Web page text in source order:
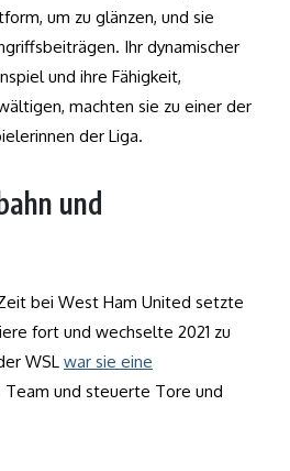
um zu glänzen, und sie
Ihr dynamischer
und ihre Fähigkeit,
machten sie zu einer der
der Liga.
und
bei West Ham United setzte
fort und wechselte 2021 zu
WSL war sie eine
Team und steuerte Tore und